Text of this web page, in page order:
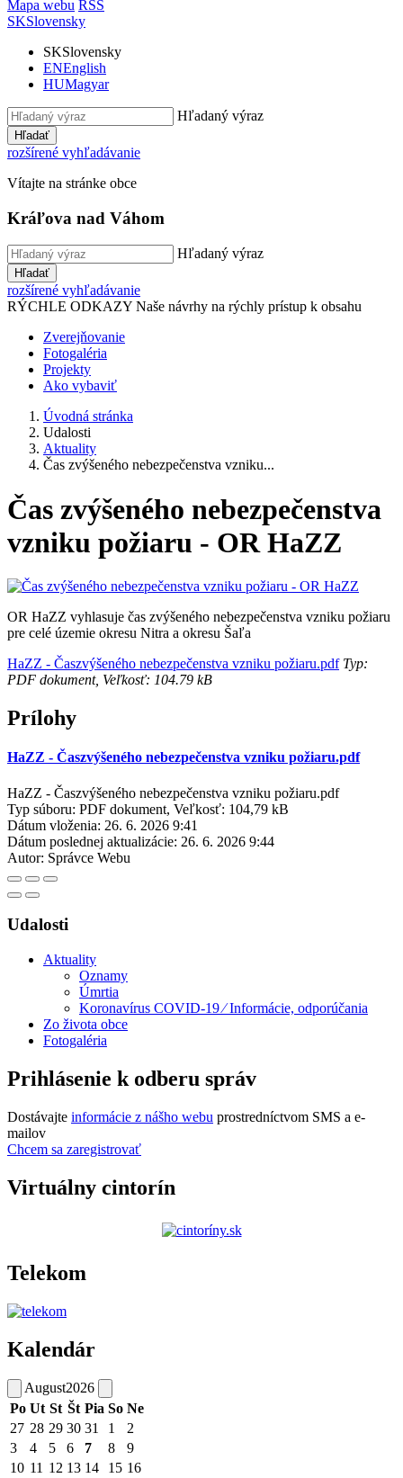
Mapa webu RSS
SKSlovensky
SKSlovensky
ENEnglish
HUMagyar
Hľadaný výraz
Hľadať
rozšírené vyhľadávanie
Vítajte na stránke obce
Kráľova nad Váhom
Hľadaný výraz
Hľadať
rozšírené vyhľadávanie
RÝCHLE ODKAZY Naše návrhy na rýchly prístup k obsahu
Zverejňovanie
Fotogaléria
Projekty
Ako vybaviť
Úvodná stránka
Udalosti
Aktuality
Čas zvýšeného nebezpečenstva vzniku...
Čas zvýšeného nebezpečenstva
vzniku požiaru - OR HaZZ
OR HaZZ vyhlasuje čas zvýšeného nebezpečenstva vzniku požiaru
pre celé územie okresu Nitra a okresu Šaľa
HaZZ - Časzvýšeného nebezpečenstva vzniku požiaru.pdfTyp:
PDF dokument, Veľkosť: 104.79 kB
Prílohy
HaZZ - Časzvýšeného nebezpečenstva vzniku požiaru.pdf
HaZZ - Časzvýšeného nebezpečenstva vzniku požiaru.pdf
Typ súboru: PDF dokument, Veľkosť: 104,79 kB
Dátum vloženia: 26. 6. 2026 9:41
Dátum poslednej aktualizácie: 26. 6. 2026 9:44
Autor: Správce Webu
Udalosti
Aktuality
Oznamy
Úmrtia
Koronavírus COVID-19 ⁄ Informácie, odporúčania
Zo života obce
Fotogaléria
Prihlásenie k odberu správ
Dostávajte informácie z nášho webu prostredníctvom SMS a e-
mailov
Chcem sa zaregistrovať
Virtuálny cintorín
Telekom
Kalendár
August2026
Po Ut St Št Pia So Ne
27 28 29 30 31 1
2
3
4 5 6 7 8
9
10 11 12 13 14 15 16